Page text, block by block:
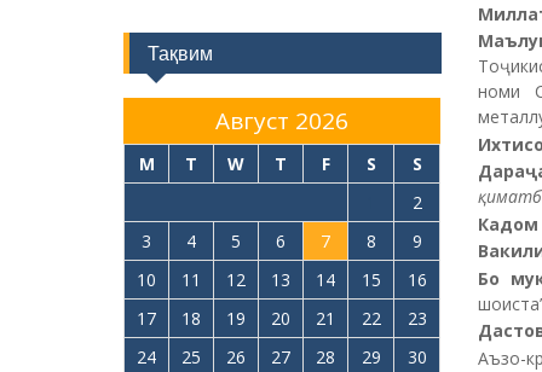
номи
Кадом
Бо
Аъзо-
Тақвим
Август 2026
M T W T F S S
2
3
4 5 6 7 8
9
10
11 12 13 14 15
16
17
18 19 20 21 22
23
24
25 26 27 28 29
30